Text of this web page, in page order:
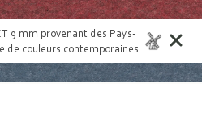
9 mm provenant des Pays-
de couleurs contemporaines